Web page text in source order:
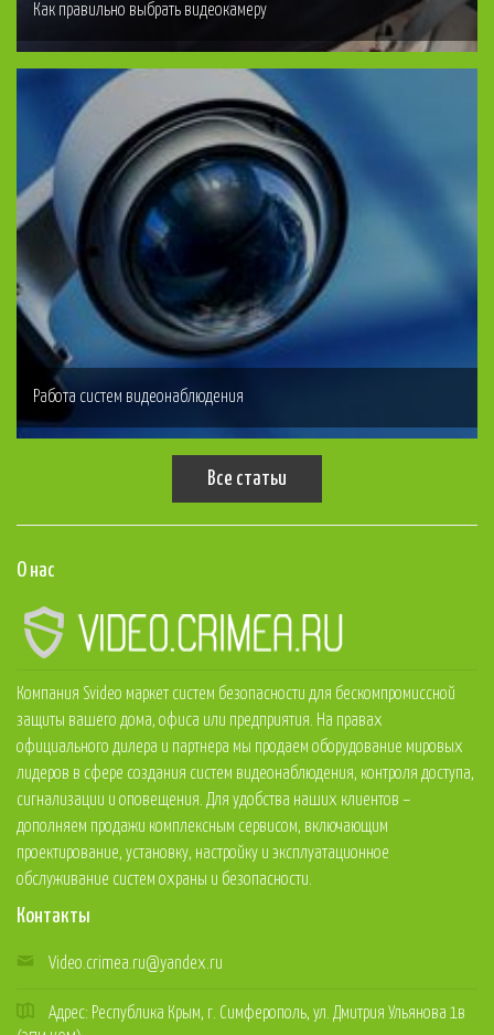
Как правильно выбрать видеокамеру
Работа систем видеонаблюдения
Все статьи
О нас
Компания Svideo маркет систем безопасности для бескомпромиссной
защиты вашего дома, офиса или предприятия. На правах
официального дилера и партнера мы продаем оборудование мировых
лидеров в сфере создания систем видеонаблюдения, контроля доступа,
сигнализации и оповещения. Для удобства наших клиентов –
дополняем продажи комплексным сервисом, включающим
проектирование, установку, настройку и эксплуатационное
обслуживание систем охраны и безопасности.
Контакты
Video.crimea.ru@yandex.ru
Адрес: Республика Крым, г. Симферополь, ул. Дмитрия Ульянова 1в